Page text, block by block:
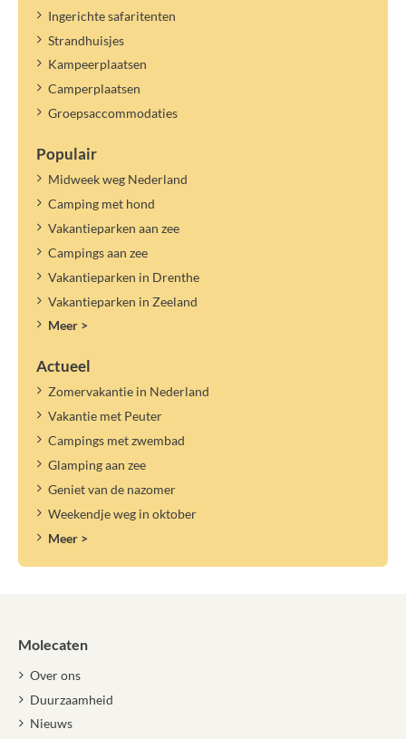
Ingerichte safaritenten
Strandhuisjes
Kampeerplaatsen
Camperplaatsen
Groepsaccommodaties
Populair
Midweek weg Nederland
Camping met hond
Vakantieparken aan zee
Campings aan zee
Vakantieparken in Drenthe
Vakantieparken in Zeeland
Meer >
Actueel
Zomervakantie in Nederland
Vakantie met Peuter
Campings met zwembad
Glamping aan zee
Geniet van de nazomer
Weekendje weg in oktober
Meer >
Molecaten
Over ons
Duurzaamheid
Nieuws